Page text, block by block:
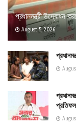
প্রধানমন্ত্রী উদ্বোধন
August 5, 2026